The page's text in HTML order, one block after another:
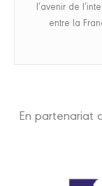
l’avenir de
entre la
En partenariat